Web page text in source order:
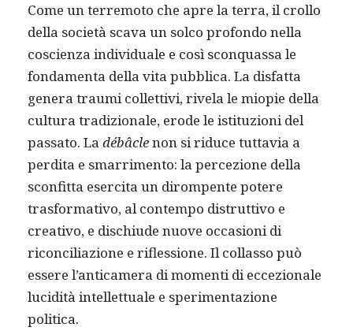
Come un terremoto che apre la terra, il crollo
della società scava un solco profondo nella
coscienza individuale e così sconquassa le
fondamenta della vita pubblica. La disfatta
genera traumi collettivi, rivela le miopie della
cultura tradizionale, erode le istituzioni del
passato. La débâclenon si riduce tuttavia a
perdita e smarrimento: la percezione della
sconfitta esercita un dirompente potere
trasformativo, al contempo distruttivo e
creativo, e dischiude nuove occasioni di
riconciliazione e riflessione. Il collasso può
essere l’anticamera di momenti di eccezionale
lucidità intellettuale e sperimentazione
politica.